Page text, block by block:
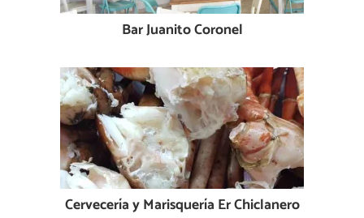
Bar Juanito Coronel
Cervecería y Marisquería Er Chiclanero